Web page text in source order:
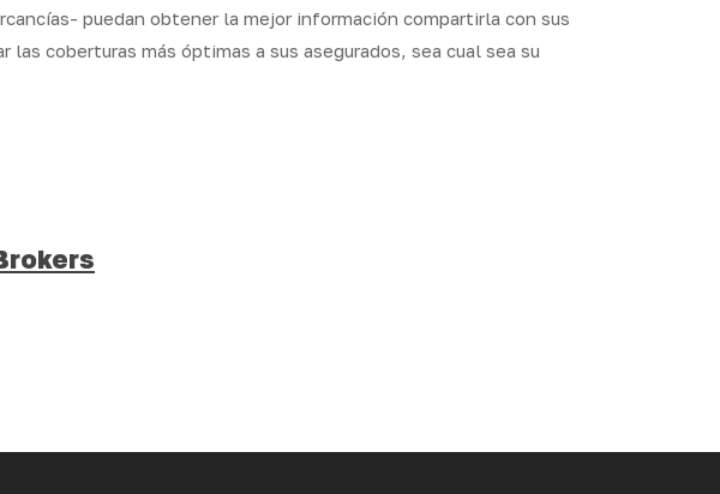
puedan obtener la mejor información compartirla con sus
las coberturas más óptimas a sus asegurados, sea cual sea su